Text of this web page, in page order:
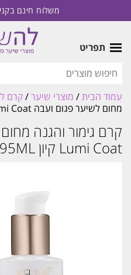
משלוח חינם בקניה
תפריט
עמוד הבית/ מוצרי שיער/קרם
מחום לשיער פגום ועבה Lumi Coat קיון KEUNE 95ML
קרם גימור והגנה
Lumi Coat קיון KEUNE 95ML